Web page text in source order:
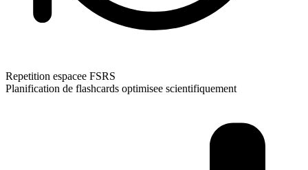
Repetition espacee FSRS
Planification de flashcards optimisee scientifiquement